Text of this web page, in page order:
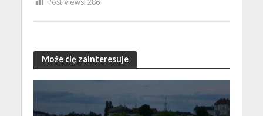
Może cię zainteresuje